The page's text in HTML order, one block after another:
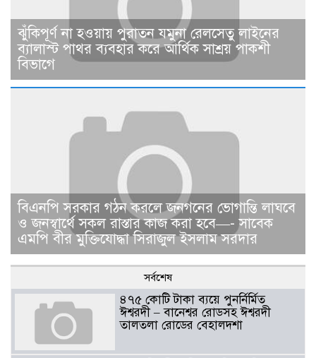
ঝুঁকিপূর্ণ না হওয়ায় পুরাতন যমুনা রেলসেতু লাইনের
ব্যালাস্ট পাথর ব্যবহার করে আর্থিক সাশ্রয় পাকশী
বিভাগে
বিএনপি সরকার গঠন করলে জনগনের ভোগান্তি লাঘবে
ও জনস্বার্থে সকল রাস্তার কাজ করা হবে—- সাবেক
এমপি বীর মুক্তিযোদ্ধা সিরাজুল ইসলাম সরদার
সর্বশেষ
৪৭৫ কোটি টাকা ব্যয়ে পুনর্নির্মিত
ঈশ্বরদী – বানেশ্বর রোডসহ ঈশ্বরদী
তালতলা রোডের বেহালদশা